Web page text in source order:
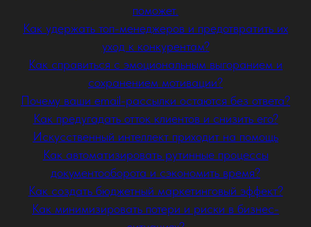
поможет.
Как удержать топ-менеджеров и предотвратить их
уход к конкурентам?
Как справиться с эмоциональным выгоранием и
сохранением мотивации?
Почему ваши email-рассылки остаются без ответа?
Как предугадать отток клиентов и снизить его?
Искусственный интеллект приходит на помощь
Как автоматизировать рутинные процессы
документооборота и сэкономить время?
Как создать бюджетный маркетинговый эффект?
Как минимизировать потери и риски в бизнес-